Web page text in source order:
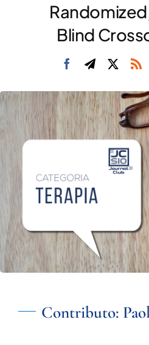
AREA
Blind
Contributo: